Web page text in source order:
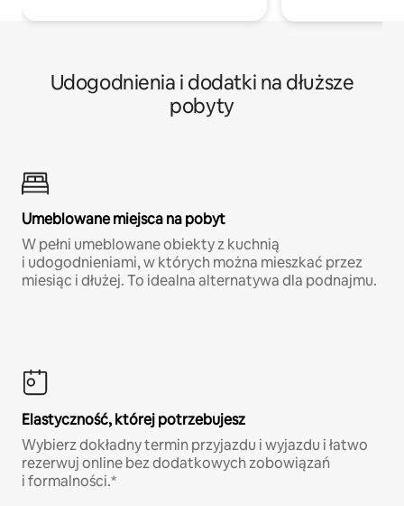
Udogodnienia i dodatki na dłuższe
pobyty
Umeblowane miejsca na pobyt
W pełni umeblowane obiekty z kuchnią
i udogodnieniami, w których można mieszkać przez
miesiąc i dłużej. To idealna alternatywa dla podnajmu.
Elastyczność, której potrzebujesz
Wybierz dokładny termin przyjazdu i wyjazdu i łatwo
rezerwuj online bez dodatkowych zobowiązań
i formalności.*